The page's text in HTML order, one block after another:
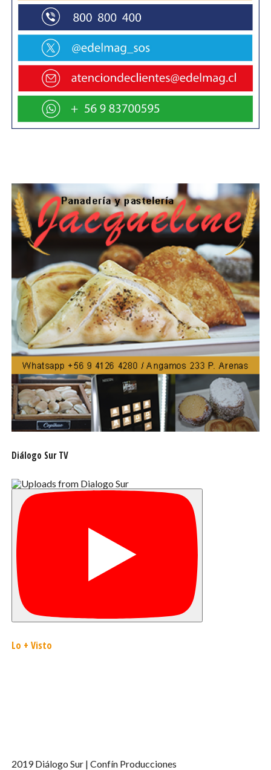
permanente”. En ese sentido, informó que el seguimiento
pasó de una frecuencia cada dos horas a una cada seis
horas, con el fin de coordinar oportunamente las
acciones y cursos de respuesta que sean necesarios.
Asimismo, desde SENAPRED se valoró nuevamente la
conducta de la comunidad, destacando que la
disminución del consumo de gas y electricidad contribuyó
de manera directa a la estabilidad del sistema durante las
emergencia asociada a la inflamación y a la fuga de gas
“se encuentra completamente superada, con fuga cero y
sin riesgos activos”. Agregó que ya está ingresando gas
suficiente a la red, lo que permite iniciar la reposición de
los cortes preventivos realizados durante la jornada
anterior, proyectándose un balance positivo del
gasoducto durante el día de mañana, lo que permitirá que
los clientes industriales interrumpidos retomen
progresivamente su funcionamiento normal.
No obstante, el Seremi explicó que el uso de GNC
continuará bajo evaluación técnica, ya que se deben
realizar pruebas adicionales para garantizar la seguridad
de quienes utilizan este combustible en el transporte
vehicular.
Finalmente, las autoridades destacaron la coordinación
efectiva entre los servicios públicos, las empresas de
servicios básicos y los organismos sectoriales, lo que
permitió resguardar en todo momento el suministro
residencial de gas y electricidad, así como la continuidad
de los servicios esenciales para la población.
Las autoridades reiteraron el llamado a la tranquilidad, al
consumo responsable de energía y a mantenerse
informados exclusivamente a través de los canales
oficiales, mientras continúa el monitoreo y se consolida la
normalización total del sistema en la región.
Diálogo Sur TV
Lo + Visto
2019 Diálogo Sur | Confín Producciones